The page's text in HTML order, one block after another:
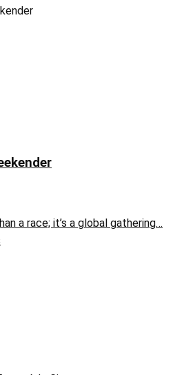
a race; it’s a global gathering…